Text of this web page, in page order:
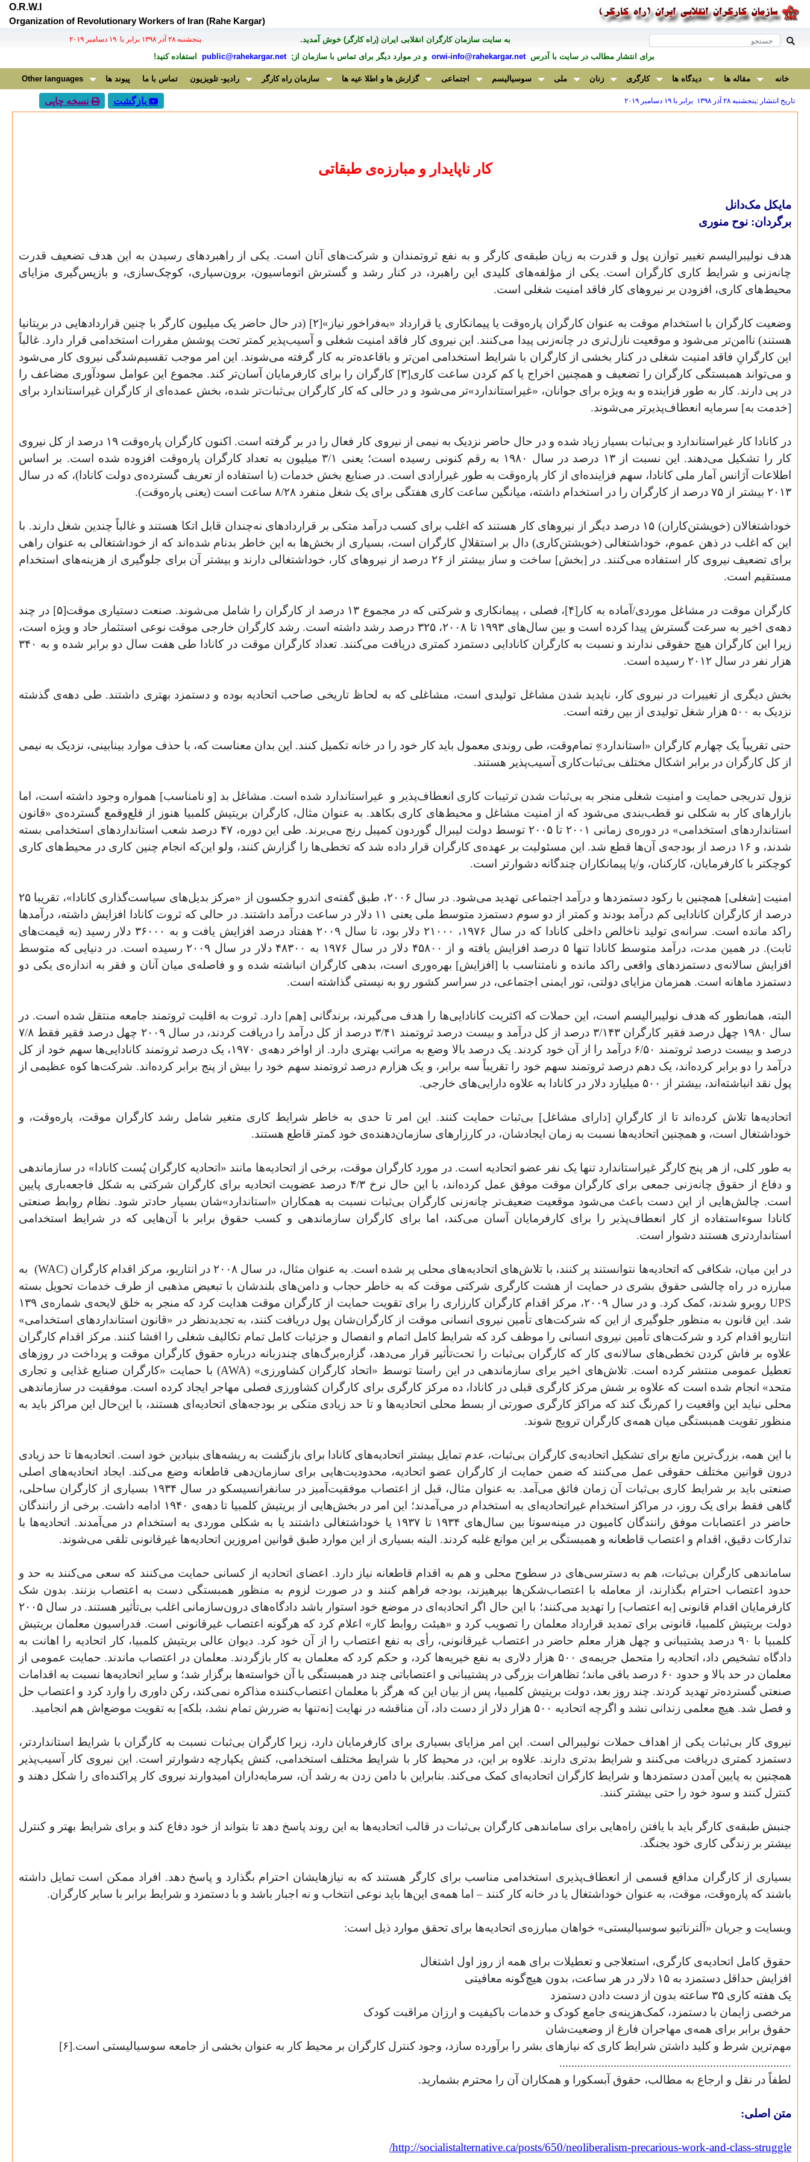
O.R.W.I
Organization of Revolutionary Workers of Iran (Rahe Kargar)
به سايت سازمان کارگران انقلابی ايران (راه کارگر) خوش آمديد. پنجشنبه ۲۸ آذر ۱۳۹۸ برابر با ۱۹ دسامبر ۲۰۱۹
برای انتشار مطالب در سايت با آدرسorwi-info@rahekargar.net و در موارد ديگر برای تماس با سازمان از;public@rahekargar.net استفاده کنید!
خانه مقاله ها دیدگاه ها کارگری زنان ملی سوسیالیسم اجتماعی گزارش ها و اطلا عیه ها سازمان راه کارگر رادیو- تلویزیون تماس با ما پیوند ها Other languages
تاریخ انتشار :پنجشنبه ۲۸ آذر ۱۳۹۸ برابر با ۱۹ دسامبر ۲۰۱۹ بازگشت نسخه چاپی
کار ناپایدار و مبارزه‌ی طبقاتی
مایکل مک‌دانل
برگردان: نوح منوری
هدف نولیبرالیسم تغییر توازن پول و قدرت به زیان طبقه‌ی کارگر و به نفع ثروتمندان و شرکت‌های آنان است. یکی از راهبردهای رسیدن به این هدف تضعیف قدرت
چانه‌زنی و شرایط کاری کارگران است. یکی از مؤلفه‌های کلیدی این راهبرد، در کنار رشد و گسترش اتوماسیون، برون‌سپاری، کوچک‌سازی، و بازپس‌گیری مزایای
محیط‌های کاری، افزودن بر نیروهای کار فاقد امنیت شغلی است.
وضعیت کارگران با استخدام موقت به عنوان کارگران پاره‌وقت یا پیمانکاری یا قرارداد «به‌فراخور نیاز»[۲] (در حال حاضر یک میلیون کارگر با چنین قراردادهایی در بریتانیا
هستند) ناامن‌تر می‌شود و موقعیت نازل‌تری در چانه‌زنی پیدا می‌کنند. این نیروی کار فاقد امنیت شغلی و آسیب‌پذیر کمتر تحت پوشش مقررات استخدامی قرار دارد. غالباً
این کارگرانِ فاقد امنیت شغلی در کنار بخشی از کارگران با شرایط استخدامی امن‌تر و باقاعده‌تر به کار گرفته می‌شوند. این امر موجب تقسیم‌شدگی نیروی کار می‌شود
و می‌تواند همبستگی کارگران را تضعیف و همچنین اخراج یا کم کردن ساعت کاری[۳] کارگران را برای کارفرمایان آسان‌تر کند. مجموع این عوامل سودآوری مضاعف را
در پی دارند. کار به طور فزاینده و به ویژه برای جوانان، «غیراستاندارد»تر می‌شود و در حالی که کار کارگران بی‌ثبات‌تر شده، بخش عمده‌ای از کارگران غیراستاندارد برای
[خدمت به] سرمایه انعطاف‌پذیرتر می‌شوند.
در کانادا کار غیراستاندارد و بی‌ثبات بسیار زیاد شده و در حال حاضر نزدیک به نیمی از نیروی کار فعال را در بر گرفته است. اکنون کارگران پاره‌وقت ۱۹ درصد از کل نیروی
کار را تشکیل می‌دهند. این نسبت از ۱۳ درصد در سال ۱۹۸۰ به رقم کنونی رسیده است؛ یعنی ۳/۱ میلیون به تعداد کارگران پاره‌وقت افزوده شده است. بر اساس
اطلاعات آژانس آمار ملی کانادا، سهم فزاینده‌ای از کار پاره‌وقت به طور غیرارادی است. در صنایع بخش خدمات (با استفاده از تعریف گسترده‌ی دولت کانادا)، که در سال
۲۰۱۳ بیشتر از ۷۵ درصد از کارگران را در استخدام داشته، میانگین ساعت کاری هفتگی برای یک شغل منفرد ۸/۲۸ ساعت است (یعنی پاره‌وقت).
خوداشتغالان (خویشتن‌کاران) ۱۵ درصد دیگر از نیروهای کار هستند که اغلب برای کسب درآمد متکی بر قراردادهای نه‌چندان قابل‌ اتکا هستند و غالباً چندین شغل دارند. با
این که اغلب در ذهن عموم، خوداشتغالی (خویشتن‌کاری) دال بر استقلالِ کارگران است، بسیاری از بخش‌ها به این خاطر بدنام شده‌اند که از خوداشتغالی به عنوان راهی
برای تضعیف نیروی کار استفاده می‌کنند. در [بخش] ساخت و ساز بیشتر از ۲۶ درصد از نیروهای کار، خوداشتغالی دارند و بیشتر آن برای جلوگیری از هزینه‌های استخدام
مستقیم است.
کارگران موقت در مشاغل موردی/آماده به کار[۴]، فصلی ، پیمانکاری و شرکتی که در مجموع ۱۳ درصد از کارگران را شامل می‌شوند. صنعت دستیاری موقت[۵] در چند
دهه‌ی اخیر به سرعت گسترش پیدا کرده است و بین سال‌های ۱۹۹۳ تا ۲۰۰۸، ۳۲۵ درصد رشد داشته است. رشد کارگران خارجی موقت نوعی استثمار حاد و ویژه است،
زیرا این کارگران هیچ حقوقی ندارند و نسبت به کارگران کانادایی دستمزد کمتری دریافت می‌کنند. تعداد کارگران موقت در کانادا طی هفت سال دو برابر شده و به ۳۴۰
هزار نفر در سال ۲۰۱۲ رسیده است.
بخش دیگری از تغییرات در نیروی کار، ناپدید شدن مشاغل تولیدی است، مشاغلی که به لحاظ تاریخی صاحب اتحادیه بوده و دستمزد بهتری داشتند. طی دهه‌ی گذشته
نزدیک به ۵۰۰ هزار شغل تولیدی از بین رفته است.
حتی تقریباً یک چهارم کارگران «استاندارد»ِ تمام‌وقت، طی روندی معمول باید کار خود را در خانه تکمیل کنند. این بدان معناست که، با حذف موارد بینابینی، نزدیک به نیمی
از کل کارگران در برابر اشکال مختلف بی‌ثبات‌کاری آسیب‌پذیر هستند.
نزول تدریجی حمایت و امنیت شغلی منجر به بی‌ثبات شدن ترتیبات کاری انعطاف‌پذیر و غیراستاندارد شده است. مشاغل بد [و نامناسب] همواره وجود داشته است، اما
بازارهای کار به شکلی نو قطب‌بندی می‌شود که از امنیت مشاغل و محیط‌های کاری بکاهد. به عنوان مثال، کارگران بریتیش کلمبیا هنوز از قلع‌و‌قمع گسترده‌ی «قانون
استانداردهای استخدامی» در دوره‌ی زمانی ۲۰۰۱ تا ۲۰۰۵ توسط دولت لیبرال گوردون کمپبل رنج می‌برند. طی این دوره، ۴۷ درصد شعب استانداردهای استخدامی بسته
شدند، و ۱۶ درصد از بودجه‌ی آن‌ها قطع شد. این مسئولیت بر عهده‌ی کارگران قرار داده شد که تخطی‌ها را گزارش کنند، ولو این‌که انجام چنین کاری در محیط‌های کاری
کوچکتر با کارفرمایان، کارکنان، و/یا پیمانکاران چندگانه دشوارتر است.
امنیت [شغلی] همچنین با رکود دستمزدها و درآمد اجتماعی تهدید می‌شود. در سال ۲۰۰۶، طبق گفته‌ی اندرو جکسون از «مرکز بدیل‌های سیاست‌گذاری کانادا»، تقریبا ۲۵
درصد از کارگران کانادایی کم درآمد بودند و کمتر از دو سوم دستمزد متوسط ملی یعنی ۱۱ دلار در ساعت درآمد داشتند. در حالی که ثروت کانادا افزایش داشته، درآمدها
راکد مانده است. سرانه‌ی تولید ناخالص داخلی کانادا که در سال ۱۹۷۶، ۲۱۰۰۰ دلار بود، تا سال ۲۰۰۹ هفتاد درصد افزایش یافت و به ۳۶۰۰۰ دلار رسید (به قیمت‌های
ثابت). در همین مدت، درآمد متوسط کانادا تنها ۵ درصد افزایش یافته و از ۴۵۸۰۰ دلار در سال ۱۹۷۶ به ۴۸۳۰۰ دلار در سال ۲۰۰۹ رسیده است. در دنیایی که متوسط
افزایش سالانه‌ی دستمزدهای واقعی راکد مانده و نامتناسب با [افزایش] بهره‌وری است، بدهی کارگران انباشته شده و و فاصله‌ی میان آنان و فقر به اندازه‌ی یکی دو
دستمزد ماهانه است. همزمان مزایای دولتی، تور ایمنی اجتماعی، در سراسر کشور رو به نیستی گذاشته است.
البته، همانطور که هدف نولیبرالیسم است، این حملات که اکثریت کانادایی‌ها را هدف می‌گیرند، برندگانی [هم] دارد. ثروت به اقلیت ثروتمند جامعه منتقل شده است. در
سال ۱۹۸۰ چهل درصد فقیر کارگران ۳/۱۴۳ درصد از کل درآمد و بیست درصد ثروتمند ۳/۴۱ درصد از کل درآمد را دریافت کردند، در سال ۲۰۰۹ چهل درصد فقیر فقط ۷/۸
درصد و بیست درصد ثروتمند ۶/۵۰ درآمد را از آن خود کردند. یک درصد بالا وضع به مراتب بهتری دارد. از اواخر دهه‌ی ۱۹۷۰، یک درصد ثروتمند کانادایی‌ها سهم خود از کل
درآمد را دو برابر کرده‌اند، یک دهم درصد ثروتمند سهم خود را تقریباً سه برابر، و یک هزارم درصد ثروتمند سهم خود را بیش از پنج برابر کرده‌اند. شرکت‌ها کوه عظیمی از
پول نقد انباشته‌اند، بیشتر از ۵۰۰ میلیارد دلار در کانادا به علاوه دارایی‌های خارجی.
اتحادیه‌ها تلاش کرده‌اند تا از کارگرانِ [دارای مشاغل] بی‌ثبات حمایت کنند. این امر تا حدی به خاطر شرایط کاری متغیر شامل رشد کارگران موقت، پاره‌وقت، و
خوداشتغال است، و همچنین اتحادیه‌ها نسبت به زمان ایجادشان، در کارزارهای سازمان‌دهنده‌ی خود کمتر قاطع هستند.
به طور کلی، از هر پنج کارگر غیراستاندارد تنها یک نفر عضو اتحادیه است. در مورد کارگران موقت، برخی از اتحادیه‌ها مانند «اتحادیه کارگران پُست کانادا» در سازماندهی
و دفاع از حقوق چانه‌زنی جمعی برای کارگران موقت موفق عمل کرده‌اند، با این حال نرخ ۴/۳ درصد عضویت اتحادیه برای کارگران شرکتی به شکل فاجعه‌باری پایین
است. چالش‌هایی از این دست باعث می‌شود موقعیت ضعیف‌تر چانه‌زنی کارگران بی‌ثبات نسبت به همکاران «استاندارد»شان بسیار حادتر شود. نظام روابط صنعتی
کانادا سوء‌استفاده از کار انعطاف‌پذیر را برای کارفرمایان آسان می‌کند، اما برای کارگران سازماندهی و کسب حقوق برابر با آن‌هایی که در شرایط استخدامی
استانداردتری هستند دشوار است.
در این میان، شکافی که اتحادیه‌ها نتوانستند پر کنند، با تلاش‌های اتحادیه‌های محلی پر شده است. به عنوان مثال، در سال ۲۰۰۸ در انتاریو، مرکز اقدام کارگران ( WAC
) به
مبارزه در راه چالشی حقوق بشری در حمایت از هشت کارگری شرکتی موقت که به خاطر حجاب و دامن‌های بلندشان با تبعیض مذهبی از طرف خدمات تحویل بسته
UPS
روبرو شدند، کمک کرد. و در سال ۲۰۰۹، مرکز اقدام کارگران کارزاری را برای تقویت حمایت از کارگران موقت هدایت کرد که منجر به خلق لایحه‌ی شماره‌ی ۱۳۹
شد. این قانون به منظور جلوگیری از این که شرکت‌های تأمین نیروی انسانی موقت از کارگران‌شان پول دریافت کنند، به تجدیدنظر در «قانون استانداردهای استخدامی»
انتاریو اقدام کرد و شرکت‌های تأمین نیروی انسانی را موظف کرد که شرایط کامل اتمام و انفصال و جزئیات کامل تمام تکالیف شغلی را افشا کنند. مرکز اقدام کارگران
علاوه بر فاش کردن تخطی‌های سالانه‌ی کار که کارگران بی‌ثبات را تحت‌تأثیر قرار می‌دهد، گزاره‌برگ‌های چندزبانه درباره حقوق کارگران موقت و پرداخت در روزهای
تعطیل عمومی منتشر کرده است. تلاش‌های اخیر برای سازماندهی در این راستا توسط «اتحاد کارگران کشاورزی» (AWA) با حمایت «کارگران صنایع غذایی و تجاری
متحد» انجام شده است که علاوه بر شش مرکز کارگری قبلی در کانادا، ده مرکز کارگری برای کارگران کشاورزی فصلی مهاجر ایجاد کرده است. موفقیت در سازماندهی
محلی نباید این واقعیت را کم‌رنگ کند که مراکز کارگری صورتی از بسط محلی اتحادیه‌ها و تا حد زیادی متکی بر بودجه‌های اتحادیه‌ای هستند، با این‌حال این مراکز باید به
منظور تقویت همبستگی میان همه‌ی کارگران ترویج شوند.
با این همه، بزرگ‌ترین مانع برای تشکیل اتحادیه‌ی کارگران بی‌ثبات، عدم تمایل بیشتر اتحادیه‌های کانادا برای بازگشت به ریشه‌های بنیادین خود است. اتحادیه‌ها تا حد زیادی
درون قوانین مختلف حقوقی عمل می‌کنند که ضمن حمایت از کارگران عضو اتحادیه‌، محدودیت‌هایی برای سازمان‌دهی قاطعانه وضع می‌کند. ایجاد اتحادیه‌های اصلی
صنعتی باید بر شرایط کاری بی‌ثبات آن زمان فائق می‌آمد. به عنوان مثال، قبل از اعتصاب موفقیت‌آمیز در سانفرانسیسکو در سال ۱۹۳۴ بسیاری از کارگران ساحلی،
گاهی فقط برای یک روز، در مراکز استخدام غیراتحادیه‌ای به استخدام در می‌آمدند؛ این امر در بخش‌هایی از بریتیش کلمبیا تا دهه‌ی ۱۹۴۰ ادامه داشت. برخی از رانندگان
حاضر در اعتصابات موفق رانندگان کامیون در مینه‌سوتا بین سال‌های ۱۹۳۴ تا ۱۹۳۷ یا خوداشتغالی داشتند یا به شکلی موردی به استخدام در می‌آمدند. اتحادیه‌ها با
تدارکات دقیق، اقدام و اعتصاب قاطعانه و همبستگی بر این موانع غلبه کردند. البته بسیاری از این موارد طبق قوانین امروزین اتحادیه‌ها غیرقانونی تلقی می‌شوند.
ساماندهی کارگران بی‌ثبات، هم به دسترسی‌های در سطوح محلی و هم به اقدام قاطعانه نیاز دارد. اعضای اتحادیه از کسانی حمایت می‌کنند که سعی می‌کنند به حد و
حدود اعتصاب احترام بگذارند، از معامله با اعتصاب‌شکن‌ها بپرهیزند، بودجه فراهم کنند و در صورت لزوم به منظور همبستگی دست به اعتصاب بزنند. بدون شک
کارفرمایان اقدام قانونی [به اعتصاب] را تهدید می‌کنند؛ با این حال اگر اتحادیه‌ای در موضع خود استوار باشد دادگاه‌های درون‌سازمانی اغلب بی‌تأثیر هستند. در سال ۲۰۰۵
دولت بریتیش کلمبیا، قانونی برای تمدید قرارداد معلمان را تصویب کرد و «هیئت روابط کار» اعلام کرد که هرگونه اعتصاب غیرقانونی است. فدراسیون معلمان بریتیش
کلمبیا با ۹۰ درصد پشتیبانی و چهل هزار معلم حاضر در اعتصاب غیرقانونی، رأی به نفع اعتصاب را از آن خود کرد. دیوان عالی بریتیش کلمبیا، کار اتحادیه را اهانت به
دادگاه تشخیص داد، اتحادیه را متحمل جریمه‌ی ۵۰۰ هزار دلاری به نفع خیریه‌ها کرد، و حکم کرد که معلمان به کار بازگردند. معلمان در اعتصاب ماندند. حمایت عمومی از
معلمان در حد بالا و حدود ۶۰ درصد باقی ماند؛ تظاهرات بزرگی در پشتیبانی و اعتصاباتی چند در همبستگی با آن خواسته‌ها برگزار شد؛ و سایر اتحادیه‌ها نسبت به اقدامات
صنعتی گسترده‌تر تهدید کردند. چند روز بعد، دولت بریتیش کلمبیا، پس از بیان این که هرگز با معلمان اعتصاب‌کننده مذاکره نمی‌کند، رکن داوری را وارد کرد و اعتصاب حل
و فصل شد. هیچ معلمی زندانی نشد و اگرچه اتحادیه ۵۰۰ هزار دلار از دست داد، آن مناقشه در نهایت [نه‌تنها به ضررش تمام نشد، بلکه] به تقویت موضع‌اش هم انجامید.
نیروی کار بی‌ثبات یکی از اهداف حملات نولیبرالی است. این امر مزایای بسیاری برای کارفرمایان دارد، زیرا کارگران بی‌ثبات نسبت به کارگران با شرایط استانداردتر،
دستمزد کمتری دریافت می‌کنند و شرایط بدتری دارند. علاوه بر این، در محیط کار با شرایط مختلف استخدامی، کنش یکپارچه دشوارتر است. این نیروی کار آسیب‌پذیر
همچنین به پایین آمدن دستمزدها و شرایط کارگران اتحادیه‌ای کمک می‌کند. بنابراین با دامن زدن به رشد آن، سرمایه‌داران امیدوارند نیروی کار پراکنده‌ای را شکل دهند و
کنترل کنند و سود خود را حتی بیشتر کنند.
جنبش طبقه‌ی کارگر باید با یافتن راه‌هایی برای ساماندهی کارگران بی‌ثبات در قالب اتحادیه‌ها به این روند پاسخ دهد تا بتواند از خود دفاع کند و برای شرایط بهتر و کنترل
بیشتر بر زندگی کاری خود بجنگد.
بسیاری از کارگران مدافع قسمی از انعطاف‌پذیری استخدامی مناسب برای کارگر هستند که به نیازهایشان احترام بگذارد و پاسخ دهد. افراد ممکن است تمایل داشته
باشند که پاره‌وقت، موقت، به عنوان خوداشتغال یا در خانه کار کنند – اما همه‌ی این‌ها باید نوعی انتخاب و نه اجبار باشد و با دستمزد و شرایط برابر با سایر کارگران.
وبسایت و جریان «آلترناتیو سوسیالیستی» خواهان مبارزه‌ی اتحادیه‌ها برای تحقق موارد ذیل است:
حقوق کامل اتحادیه‌ی کارگری، استعلاجی و تعطیلات برای همه از روز اول اشتغال
افزایش حداقل دستمزد به ۱۵ دلار در هر ساعت، بدون هیچ‌گونه معافیتی
یک هفته کاری ۳۵ ساعته بدون از دست دادن دستمزد
مرخصی زایمان با دستمزد، کمک‌هزینه‌ی جامع کودک و خدمات باکیفیت و ارزان مراقبت کودک
حقوق برابر برای همه‌ی مهاجران فارغ از وضعیت‌شان
مهم‌ترین شرط و کلید داشتن شرایط کاری که نیازهای بشر را برآورده سازد، وجود کنترل کارگران بر محیط کار به عنوان بخشی از جامعه سوسیالیستی است.[۶]
.............................................................................
لطفاً در نقل و ارجاع به مطالب، حقوق آبسکورا و همکاران آن را محترم بشمارید.
متن اصلی:
http://socialistalternative.ca/posts/650/neoliberalism-precarious-work-and-class-struggle
/